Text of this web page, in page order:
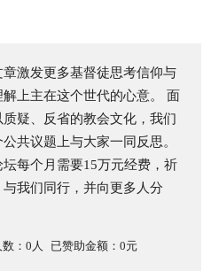
激发更多基督徒思考信仰与
上主在这个世代的心意。 面
疑、反省的教会文化，我们
共议题上与大家一同反思。
每个月需要15万元经费，祈
我们同行，并向更多人分
：0人 已赞助金额：0元